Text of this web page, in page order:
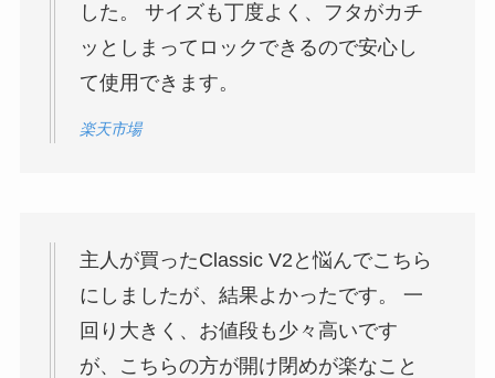
した。 サイズも丁度よく、フタがカチ
ッとしまってロックできるので安心し
て使用できます。
楽天市場
主人が買ったClassic V2と悩んでこちら
にしましたが、結果よかったです。 一
回り大きく、お値段も少々高いです
が、こちらの方が開け閉めが楽なこと